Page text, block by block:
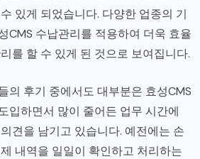
있게 되었습니다. 다양한 업종의 기
CMS 수납관리를 적용하여 더욱 효율
를 할 수 있게 된 것으로 보여집니다.
의 후기 중에서도 대부분은 효성CMS
입하면서 많이 줄어든 업무 시간에
견을 남기고 있습니다. 예전에는 손
내역을 일일이 확인하고 처리하는